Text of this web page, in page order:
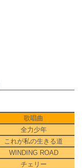
歌唱曲
全力少年
これが私の生きる道
WINDING ROAD
チェリー